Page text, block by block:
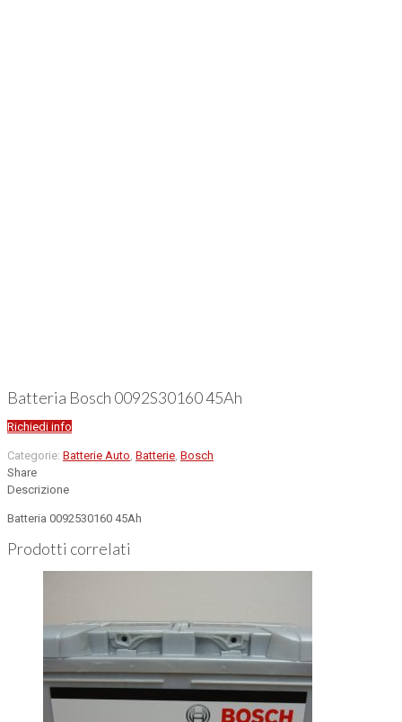
Batteria Bosch 0092S30160 45Ah
Richiedi info
Categorie: Batterie Auto Batterie Bosch
Share
Descrizione
Batteria 0092530160 45Ah
Prodotti correlati